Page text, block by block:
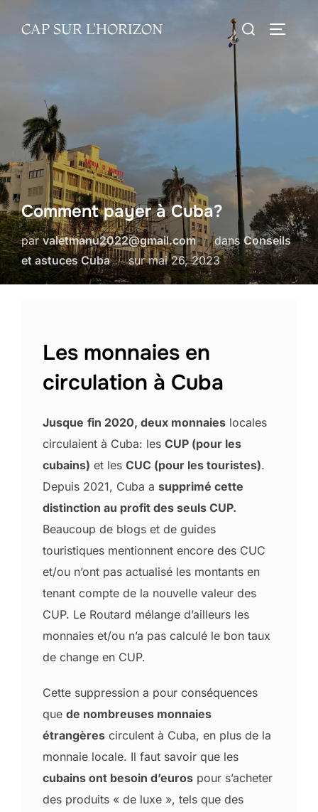
CAP SUR L'HORIZON Rechercher :
Comment payer à Cuba?
parvaletmanu2022@gmail.com dans Conseils
et astuces Cuba
surPublié
le
mai 26, 2023
Les monnaies en
circulation à Cuba
Jusque fin 2020, deux monnaies locales
circulaient à Cuba: les CUP (pour les
cubains) et les CUC (pour les touristes).
Depuis 2021, Cuba a supprimé cette
distinction au profit des seuls CUP.
Beaucoup de blogs et de guides
touristiques mentionnent encore des CUC
et/ou n’ont pas actualisé les montants en
tenant compte de la nouvelle valeur des
CUP. Le Routard mélange d’ailleurs les
monnaies et/ou n’a pas calculé le bon taux
de change en CUP.
Cette suppression a pour conséquences
que de nombreuses monnaies
étrangères circulent à Cuba, en plus de la
monnaie locale. Il faut savoir que les
cubains ont besoin d’euros pour s’acheter
des produits « de luxe », tels que des